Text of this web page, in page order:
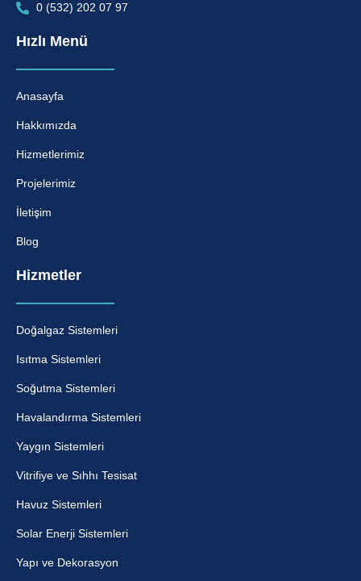
0 (532) 202 07 97
Hızlı Menü
Anasayfa
Hakkımızda
Hizmetlerimiz
Projelerimiz
İletişim
Blog
Hizmetler
Doğalgaz Sistemleri
Isıtma Sistemleri
Soğutma Sistemleri
Havalandırma Sistemleri
Yaygın Sistemleri
Vitrifiye ve Sıhhı Tesisat
Havuz Sistemleri
Solar Enerji Sistemleri
Yapı ve Dekorasyon